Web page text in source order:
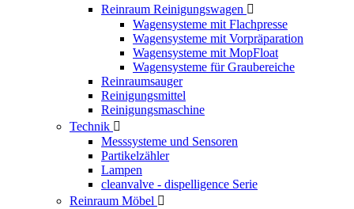
Reinraum Reinigungswagen 
Wagensysteme mit Flachpresse
Wagensysteme mit Vorpräparation
Wagensysteme mit MopFloat
Wagensysteme für Graubereiche
Reinraumsauger
Reinigungsmittel
Reinigungsmaschine
Technik 
Messsysteme und Sensoren
Partikelzähler
Lampen
cleanvalve - dispelligence Serie
Reinraum Möbel 